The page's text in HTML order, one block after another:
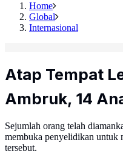
Home
Global
Internasional
Atap Tempat
Ambruk, 14
Sejumlah orang telah
membuka penyelidikan untuk
tersebut.